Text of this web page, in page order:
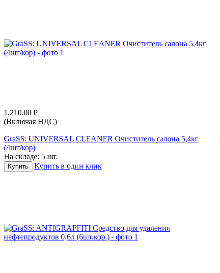
1,210.00 Р
(Включая НДС)
GraSS: UNIVERSAL CLEANER Очиститель салона 5,4кг
(4шт/кор)
На складе: 5 шт.
Купить Купить в один клик